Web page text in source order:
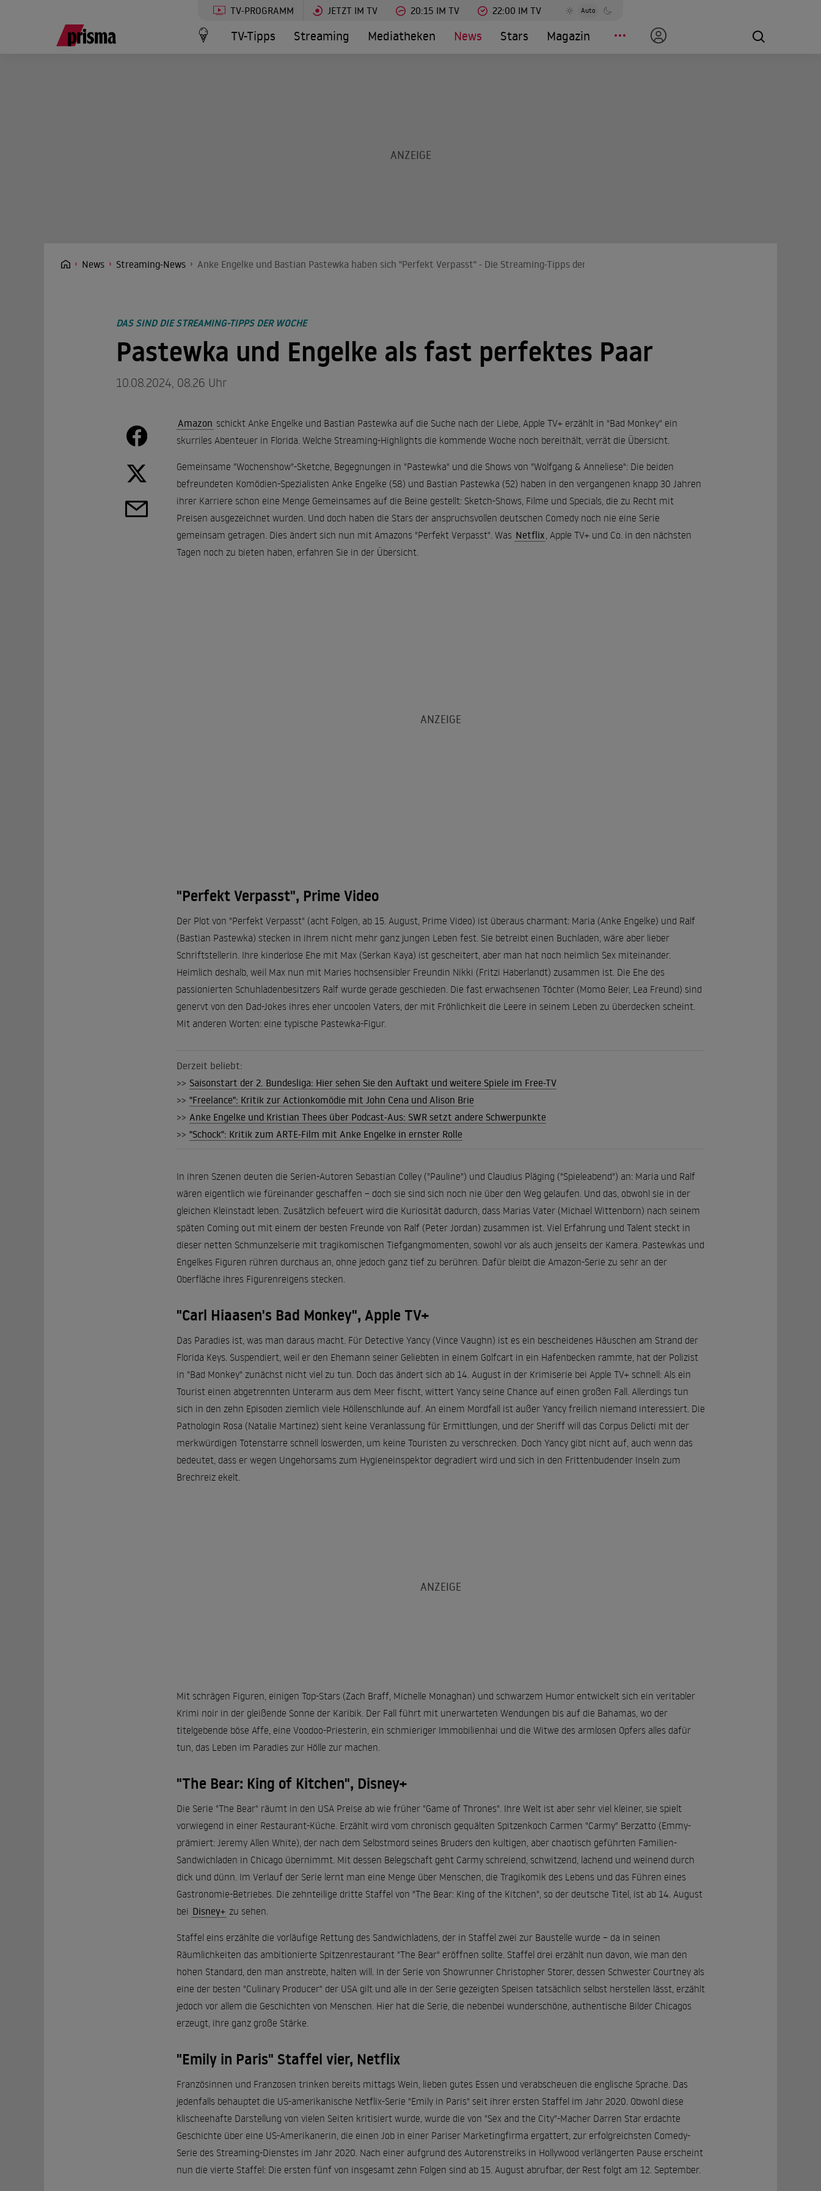
TV-PROGRAMM JETZT IM TV 20:15 IM TV 22:00 IM TV Auto
TV-Tipps Streaming Mediatheken News Stars Magazin
News Streaming-News Anke Engelke und Bastian Pastewka haben sich "Perfekt Verpasst" - Die Streaming-Tipps der Woche
DAS SIND DIE STREAMING-TIPPS DER WOCHE
Pastewka und Engelke als fast perfektes Paar
10.08.2024, 08.26 Uhr
Amazon schickt Anke Engelke und Bastian Pastewka auf die Suche nach der Liebe, Apple TV+ erzählt in "Bad Monkey" ein
skurriles Abenteuer in Florida. Welche Streaming-Highlights die kommende Woche noch bereithält, verrät die Übersicht.
Gemeinsame "Wochenshow"-Sketche, Begegnungen in "Pastewka" und die Shows von "Wolfgang & Anneliese": Die beiden
befreundeten Komödien-Spezialisten Anke Engelke (58) und Bastian Pastewka (52) haben in den vergangenen knapp 30 Jahren
ihrer Karriere schon eine Menge Gemeinsames auf die Beine gestellt: Sketch-Shows, Filme und Specials, die zu Recht mit
Preisen ausgezeichnet wurden. Und doch haben die Stars der anspruchsvollen deutschen Comedy noch nie eine Serie
gemeinsam getragen. Dies ändert sich nun mit Amazons "Perfekt Verpasst". Was Netflix, Apple TV+ und Co. in den nächsten
Tagen noch zu bieten haben, erfahren Sie in der Übersicht.
"Perfekt Verpasst", Prime Video
Der Plot von "Perfekt Verpasst" (acht Folgen, ab 15. August, Prime Video) ist überaus charmant: Maria (Anke Engelke) und Ralf
(Bastian Pastewka) stecken in ihrem nicht mehr ganz jungen Leben fest. Sie betreibt einen Buchladen, wäre aber lieber
Schriftstellerin. Ihre kinderlose Ehe mit Max (Serkan Kaya) ist gescheitert, aber man hat noch heimlich Sex miteinander.
Heimlich deshalb, weil Max nun mit Maries hochsensibler Freundin Nikki (Fritzi Haberlandt) zusammen ist. Die Ehe des
passionierten Schuhladenbesitzers Ralf wurde gerade geschieden. Die fast erwachsenen Töchter (Momo Beier, Lea Freund) sind
genervt von den Dad-Jokes ihres eher uncoolen Vaters, der mit Fröhlichkeit die Leere in seinem Leben zu überdecken scheint.
Mit anderen Worten: eine typische Pastewka-Figur.
Derzeit beliebt:
>> Saisonstart der 2. Bundesliga: Hier sehen Sie den Auftakt und weitere Spiele im Free-TV
>> "Freelance": Kritik zur Actionkomödie mit John Cena und Alison Brie
>> Anke Engelke und Kristian Thees über Podcast-Aus: SWR setzt andere Schwerpunkte
>> "Schock": Kritik zum ARTE-Film mit Anke Engelke in ernster Rolle
In ihren Szenen deuten die Serien-Autoren Sebastian Colley ("Pauline") und Claudius Pläging ("Spieleabend") an: Maria und Ralf
wären eigentlich wie füreinander geschaffen – doch sie sind sich noch nie über den Weg gelaufen. Und das, obwohl sie in der
gleichen Kleinstadt leben. Zusätzlich befeuert wird die Kuriosität dadurch, dass Marias Vater (Michael Wittenborn) nach seinem
späten Coming out mit einem der besten Freunde von Ralf (Peter Jordan) zusammen ist. Viel Erfahrung und Talent steckt in
dieser netten Schmunzelserie mit tragikomischen Tiefgangmomenten, sowohl vor als auch jenseits der Kamera. Pastewkas und
Engelkes Figuren rühren durchaus an, ohne jedoch ganz tief zu berühren. Dafür bleibt die Amazon-Serie zu sehr an der
Oberfläche ihres Figurenreigens stecken.
"Carl Hiaasen's Bad Monkey", Apple TV+
Das Paradies ist, was man daraus macht. Für Detective Yancy (Vince Vaughn) ist es ein bescheidenes Häuschen am Strand der
Florida Keys. Suspendiert, weil er den Ehemann seiner Geliebten in einem Golfcart in ein Hafenbecken rammte, hat der Polizist
in "Bad Monkey" zunächst nicht viel zu tun. Doch das ändert sich ab 14. August in der Krimiserie bei Apple TV+ schnell: Als ein
Tourist einen abgetrennten Unterarm aus dem Meer fischt, wittert Yancy seine Chance auf einen großen Fall. Allerdings tun
sich in den zehn Episoden ziemlich viele Höllenschlunde auf. An einem Mordfall ist außer Yancy freilich niemand interessiert. Die
Pathologin Rosa (Natalie Martinez) sieht keine Veranlassung für Ermittlungen, und der Sheriff will das Corpus Delicti mit der
merkwürdigen Totenstarre schnell loswerden, um keine Touristen zu verschrecken. Doch Yancy gibt nicht auf, auch wenn das
bedeutet, dass er wegen Ungehorsams zum Hygieneinspektor degradiert wird und sich in den Frittenbudender Inseln zum
Brechreiz ekelt.
Mit schrägen Figuren, einigen Top-Stars (Zach Braff, Michelle Monaghan) und schwarzem Humor entwickelt sich ein veritabler
Krimi noir in der gleißende Sonne der Karibik. Der Fall führt mit unerwarteten Wendungen bis auf die Bahamas, wo der
titelgebende böse Affe, eine Voodoo-Priesterin, ein schmieriger Immobilienhai und die Witwe des armlosen Opfers alles dafür
tun, das Leben im Paradies zur Hölle zur machen.
"The Bear: King of Kitchen", Disney+
Die Serie "The Bear" räumt in den USA Preise ab wie früher "Game of Thrones". Ihre Welt ist aber sehr viel kleiner, sie spielt
vorwiegend in einer Restaurant-Küche. Erzählt wird vom chronisch gequälten Spitzenkoch Carmen "Carmy" Berzatto (Emmy-
prämiert: Jeremy Allen White), der nach dem Selbstmord seines Bruders den kultigen, aber chaotisch geführten Familien-
Sandwichladen in Chicago übernimmt. Mit dessen Belegschaft geht Carmy schreiend, schwitzend, lachend und weinend durch
dick und dünn. Im Verlauf der Serie lernt man eine Menge über Menschen, die Tragikomik des Lebens und das Führen eines
Gastronomie-Betriebes. Die zehnteilige dritte Staffel von "The Bear: King of the Kitchen", so der deutsche Titel, ist ab 14. August
bei Disney+ zu sehen.
Staffel eins erzählte die vorläufige Rettung des Sandwichladens, der in Staffel zwei zur Baustelle wurde – da in seinen
Räumlichkeiten das ambitionierte Spitzenrestaurant "The Bear" eröffnen sollte. Staffel drei erzählt nun davon, wie man den
hohen Standard, den man anstrebte, halten will. In der Serie von Showrunner Christopher Storer, dessen Schwester Courtney als
eine der besten "Culinary Producer" der USA gilt und alle in der Serie gezeigten Speisen tatsächlich selbst herstellen lässt, erzählt
jedoch vor allem die Geschichten von Menschen. Hier hat die Serie, die nebenbei wunderschöne, authentische Bilder Chicagos
erzeugt, ihre ganz große Stärke.
"Emily in Paris" Staffel vier, Netflix
Französinnen und Franzosen trinken bereits mittags Wein, lieben gutes Essen und verabscheuen die englische Sprache. Das
jedenfalls behauptet die US-amerikanische Netflix-Serie "Emily in Paris" seit ihrer ersten Staffel im Jahr 2020. Obwohl diese
klischeehafte Darstellung von vielen Seiten kritisiert wurde, wurde die von "Sex and the City"-Macher Darren Star erdachte
Geschichte über eine US-Amerikanerin, die einen Job in einer Pariser Marketingfirma ergattert, zur erfolgreichsten Comedy-
Serie des Streaming-Dienstes im Jahr 2020. Nach einer aufgrund des Autorenstreiks in Hollywood verlängerten Pause erscheint
nun die vierte Staffel: Die ersten fünf von insgesamt zehn Folgen sind ab 15. August abrufbar, der Rest folgt am 12. September.